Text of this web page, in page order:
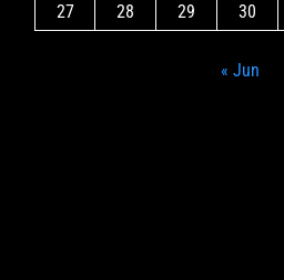
27
28 29 30
« Jun